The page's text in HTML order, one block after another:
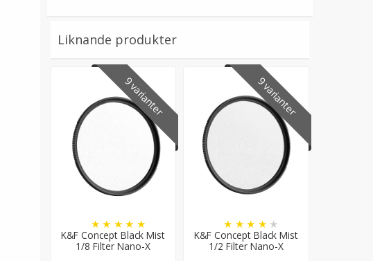
Liknande produkter
9 varianter
K&F Concept Black Mist
1/8 Filter Nano-X
★ ★ ★ ★ ★
9 varianter
K&F Concept Black Mist
1/2 Filter Nano-X
★ ★ ★ ★ ★